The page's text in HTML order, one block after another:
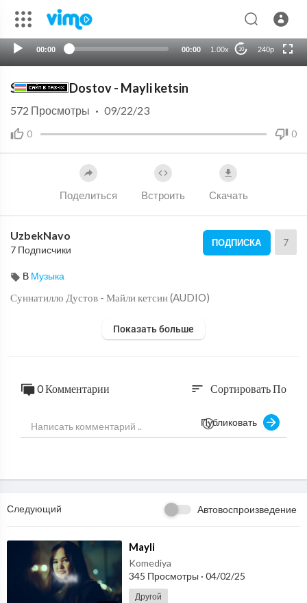
00:00 00:00 1.00x 10 240p
HD
Sunnatillo Dostov - Mayli ketsin
0 0
572 Просмотры · 09/22/23
Поделиться Встроить Скачать
UzbekNavo
7 Подписчики
ПОДПИСКА 7
В Музыка
⁣Суннатилло Дустов - Майли кетсин (AUDIO)
Показать больше
0 Комментарии sort Сортировать По
Публиковать
Следующий Автовоспроизведение
⁣Mayli
Komediya
345 Просмотры · 04/02/25
Другой